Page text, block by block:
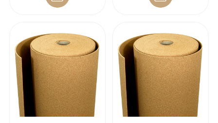
KOSZYKA KOSZYKA